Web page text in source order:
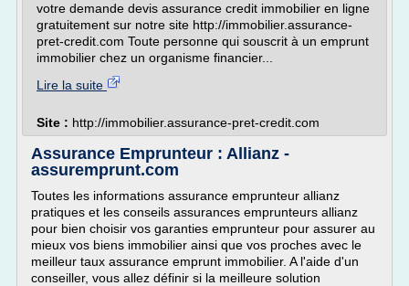
votre demande devis assurance credit immobilier en ligne
gratuitement sur notre site http://immobilier.assurance-
pret-credit.com Toute personne qui souscrit à un emprunt
immobilier chez un organisme financier...
Lire la suite
Site : http://immobilier.assurance-pret-credit.com
Assurance Emprunteur : Allianz -
assuremprunt.com
Toutes les informations assurance emprunteur allianz
pratiques et les conseils assurances emprunteurs allianz
pour bien choisir vos garanties emprunteur pour assurer au
mieux vos biens immobilier ainsi que vos proches avec le
meilleur taux assurance emprunt immobilier. A l'aide d'un
conseiller, vous allez définir si la meilleure solution